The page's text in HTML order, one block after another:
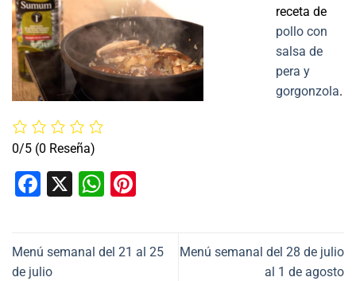
receta de
pollo con
salsa de
pera y
gorgonzola.
0/5 (0 Reseña)
Facebook
X WhatsApp
Menú semanal del 21 al 25
de julio
Menú semanal del 28 de julio
al 1 de agosto